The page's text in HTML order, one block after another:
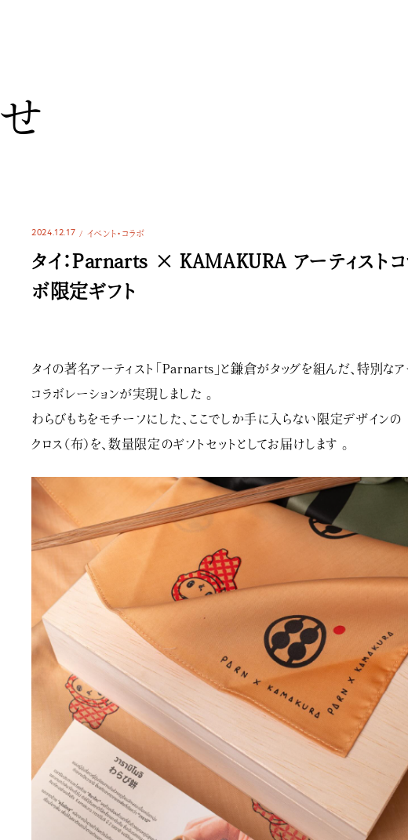
せ
2024.12.17 イベント・コラボ
タイ：Parnarts × KAMAKURA アーティストコ
ボ限定ギフト
タイの著名アーティスト「Parnarts」と鎌倉がタッグを組んだ、特別なア
コラボレーションが実現しました 。
わらびもちをモチーフにした、ここでしか手に入らない限定デザインの
クロス（布）を、数量限定のギフトセットとしてお届けします 。